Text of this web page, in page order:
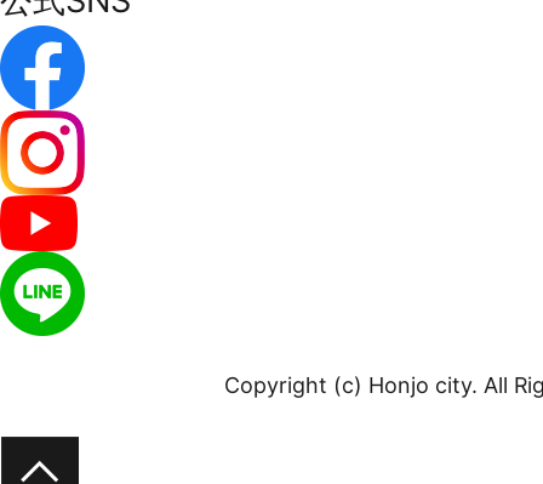
Copyright (c) Honjo city. All